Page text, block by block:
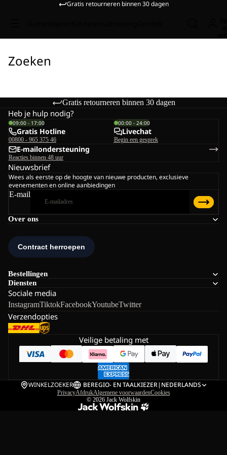
Gratis retourneren binnen 30 dagen
Zoeken
Gratis retourneren binnen 30 dagen
Over ons
Bestellingen
Diensten
Sociale media
InstagramTiktokFacebookYoutubeTwitter
Verzendopties
Heb je hulp nodig?
09:00 - 17:00
Gratis Hotline
00800 - 965 375 46
00:00 - 24:00
Livechat
Begin een gesprek
E-mailondersteuning
Reacties binnen 48 uur
Nieuwsbrief
Wees als eerste op de hoogte van nieuwe producten, exclusieve
evenementen en online aanbiedingen
E-mail
Veilige betaling met
WINKELZOEKER BEREGIO- EN TAALKIEZER| NEDERLANDS
PrivacyAfdrukAlgemene voorwaardenCookies
© 2026 Jack Wolfskin